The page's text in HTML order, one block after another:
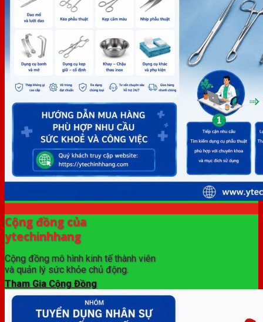
Cộng đồng của
ytechinhhang
Cộng đồng mô hình kinh tế thành viên
và quản lý sức khỏe chủ động.
Tham Gia Cộng Đồng